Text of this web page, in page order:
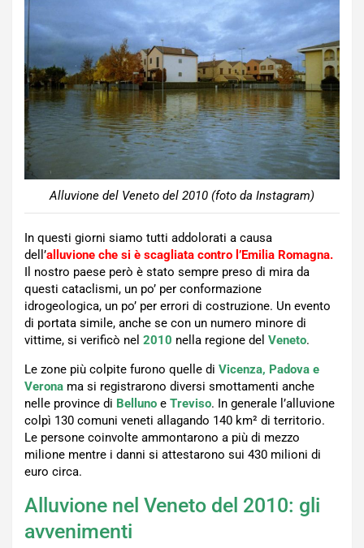
Alluvione del Veneto del 2010 (foto da Instagram)
In questi giorni siamo tutti addolorati a causa
dell’alluvione che si è scagliata contro l’Emilia Romagna.
Il nostro paese però è stato sempre preso di mira da
questi cataclismi, un po’ per conformazione
idrogeologica, un po’ per errori di costruzione. Un evento
di portata simile, anche se con un numero minore di
vittime, si verificò nel 2010 nella regione del Veneto.
Le zone più colpite furono quelle di Vicenza, Padova e
Verona ma si registrarono diversi smottamenti anche
nelle province di Belluno e Treviso. In generale l’alluvione
colpì 130 comuni veneti allagando 140 km² di territorio.
Le persone coinvolte ammontarono a più di mezzo
milione mentre i danni si attestarono sui 430 milioni di
euro circa.
Alluvione nel Veneto del 2010: gli
avvenimenti